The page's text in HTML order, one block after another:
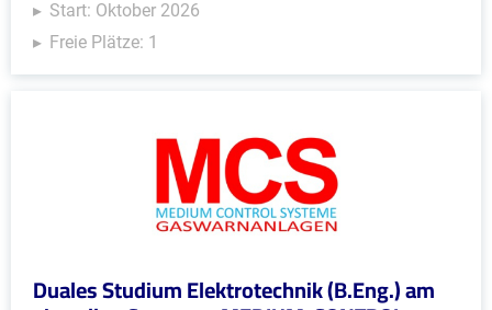
Start: Oktober 2026
Freie Plätze: 1
Duales Studium Elektrotechnik (B.Eng.) am